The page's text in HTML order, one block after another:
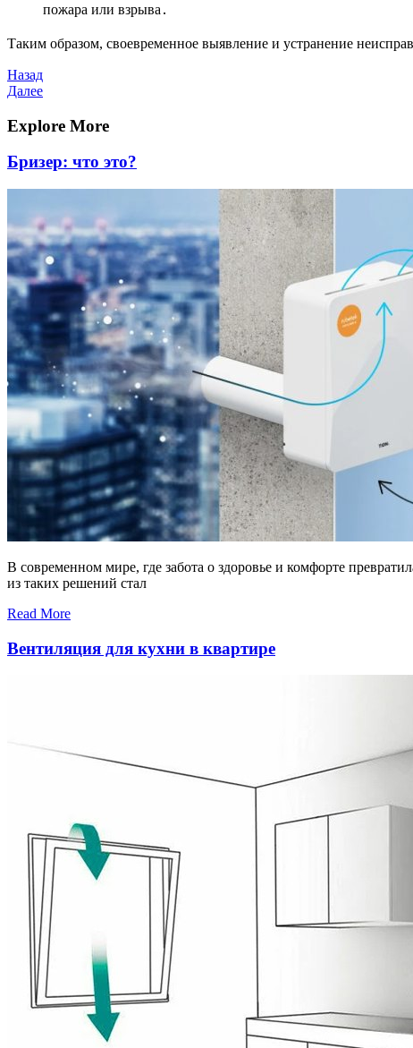
пожара или взрыва․
Таким образом, своевременное выявление и устранение
Навигация
по
записям
Предыдущая
запись
Назад
Следующая
Далее
Explore More
Бризер: что это?
В современном мире, где забота о здоровье и комфорте
из таких решений стал
Read More
Вентиляция для кухни в квартире